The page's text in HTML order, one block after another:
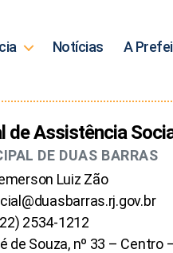
Notícias A
de Assistência
DE DUAS BARRAS
Luiz Zão
2534-1212
de Souza, nº 33 – Centro